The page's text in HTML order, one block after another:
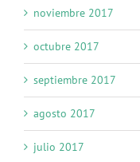
noviembre 2017
octubre 2017
septiembre 2017
agosto 2017
julio 2017